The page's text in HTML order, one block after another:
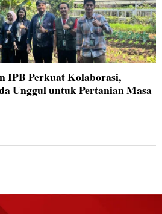
IPB Perkuat Kolaborasi,
Unggul untuk Pertanian Masa